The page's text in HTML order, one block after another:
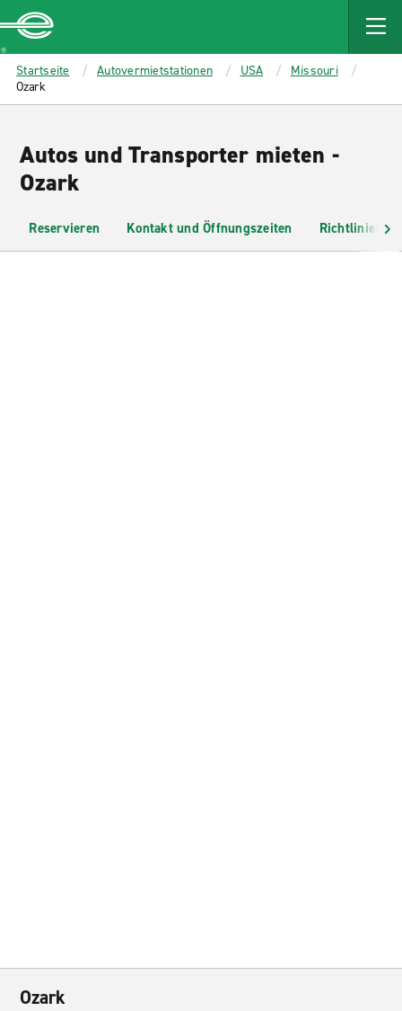
MAIN
CONTENT
Enterprise
Startseite Autovermietstationen USA
Missouri
Ozark
Autos und Transporter mieten -
Ozark
Reservieren Kontakt und Öffnungszeiten Richtlinien
Ozark